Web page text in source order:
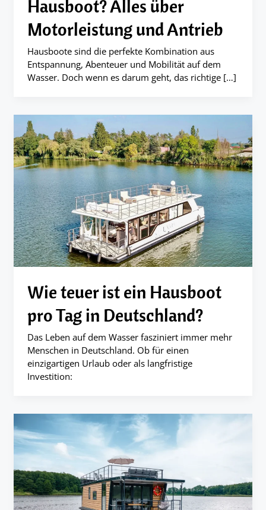
Hausboot? Alles über
Motorleistung und Antrieb
Hausboote sind die perfekte Kombination aus
Entspannung, Abenteuer und Mobilität auf dem
Wasser. Doch wenn es darum geht, das richtige […]
Wie teuer ist ein Hausboot
pro Tag in Deutschland?
Das Leben auf dem Wasser fasziniert immer mehr
Menschen in Deutschland. Ob für einen
einzigartigen Urlaub oder als langfristige
Investition: